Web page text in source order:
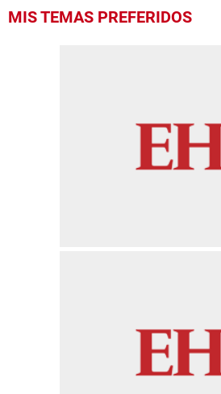
MIS TEMAS PREFERIDOS